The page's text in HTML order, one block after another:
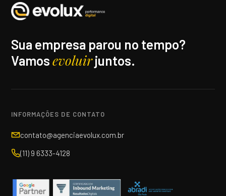
Sua empresa parou no tempo?
Vamosevoluirjuntos.
INFORMAÇÕES DE CONTATO
contato@agenciaevolux.com.br
(11) 9 6333-4128